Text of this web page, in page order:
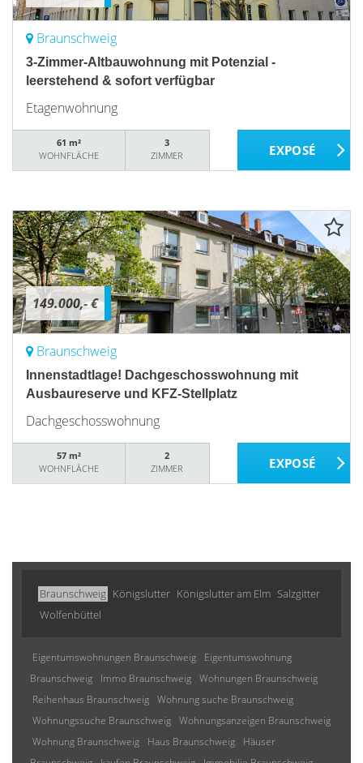
Braunschweig
3-Zimmer-Altbauwohnung mit Potenzial -
leerstehend & sofort verfügbar
Etagenwohnung
61 m²
WOHNFLÄCHE
3
ZIMMER
149.000,- €
Braunschweig
Innenstadtlage! Dachgeschosswohnung mit
Ausbaureserve und KFZ-Stellplatz
Dachgeschosswohnung
57 m²
WOHNFLÄCHE
2
ZIMMER
Braunschweig Königslutter Königslutter am Elm Salzgitter
Wolfenbüttel
Eigentumswohnungen Braunschweig
Eigentumswohnung
Braunschweig
Immo Braunschweig Wohnungen Braunschweig
Reihenhaus Braunschweig Wohnung suche Braunschweig
Wohnungssuche Braunschweig Wohnungsanzeigen Braunschweig
Wohnung Braunschweig
Haus Braunschweig
Häuser